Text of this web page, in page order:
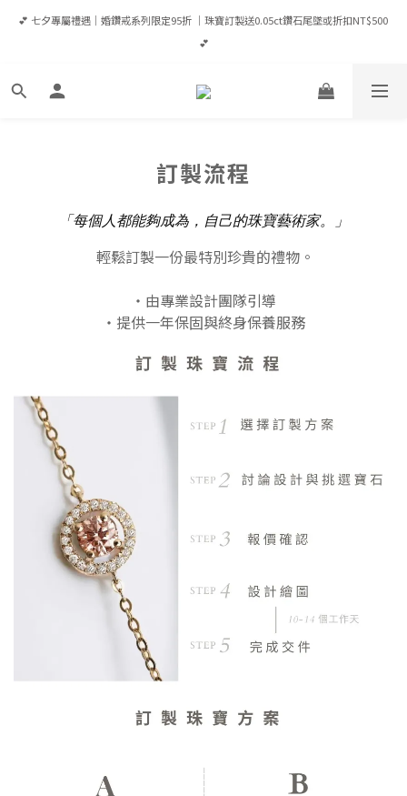
💕 七夕專屬禮遇｜婚鑽戒系列限定95折 ｜珠寶訂製送0.05ct鑽石尾墜或折扣NT$500
💕
💕 七夕專屬禮遇｜婚鑽戒系列限定95折 ｜珠寶訂製送0.05ct鑽石尾墜或折扣NT$500
💕
登入會員享優惠💎滿NT$65,000成為VIP享全年95折/ 滿NT$100,000成為VVIP享全年9
USD$1,600宅配免運
💕 七夕專屬禮遇｜婚鑽戒系列限定95折 ｜珠寶訂製送0.05ct鑽石尾墜或折扣NT$500
訂製流程
「每個人都能夠成為，自己的珠寶藝術家。」
輕鬆訂製一份最特別珍貴的禮物。
・由專業設計團隊引導
・提供一年保固與終身保養服務